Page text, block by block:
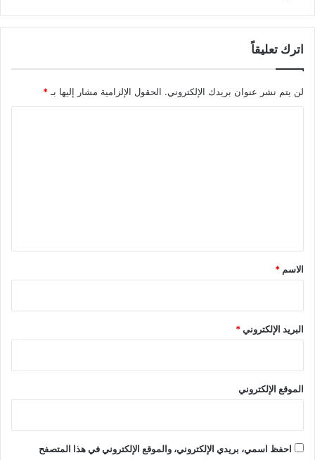
اترك تعليقاً
لن يتم نشر عنوان بريدك الإلكتروني. الحقول الإلزامية مشار إليها بـ*
*
الاسم *
البريد الإلكتروني*
الموقع الإلكتروني
احفظ اسمي، بريدي الإلكتروني، والموقع الإلكتروني في هذا المتصفح